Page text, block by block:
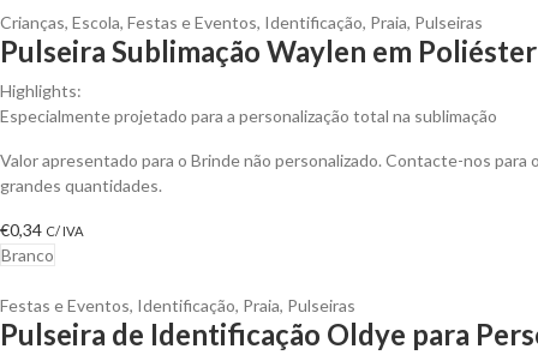
Crianças, Escola, Festas e Eventos, Identificação, Praia, Pulseiras
Pulseira Sublimação Waylen em
Highlights:
Especialmente projetado para a personalização total na sublimação
Valor apresentado para o Brinde não personalizado. Contacte-nos
grandes quantidades.
€0,34 C/ IVA
Branco
Festas e Eventos, Identificação, Praia, Pulseiras
Pulseira de Identificação Oldye para